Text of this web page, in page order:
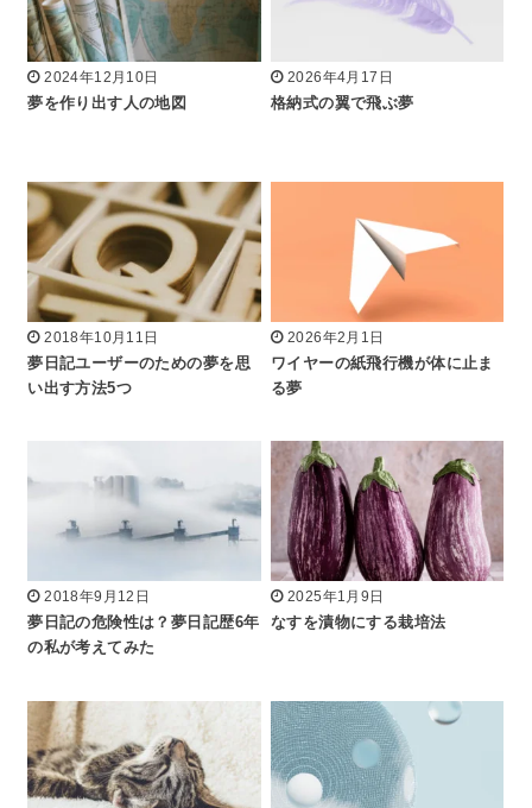
2024年12月10日
夢を作り出す人の地図
2026年4月17日
格納式の翼で飛ぶ夢
2018年10月11日
夢日記ユーザーのための夢を思
い出す方法5つ
2026年2月1日
ワイヤーの紙飛行機が体に止ま
る夢
2018年9月12日
夢日記の危険性は？夢日記歴6年
の私が考えてみた
2025年1月9日
なすを漬物にする栽培法